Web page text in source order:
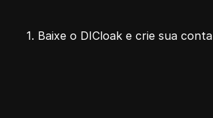
1. Baixe o DICloak e crie sua conta